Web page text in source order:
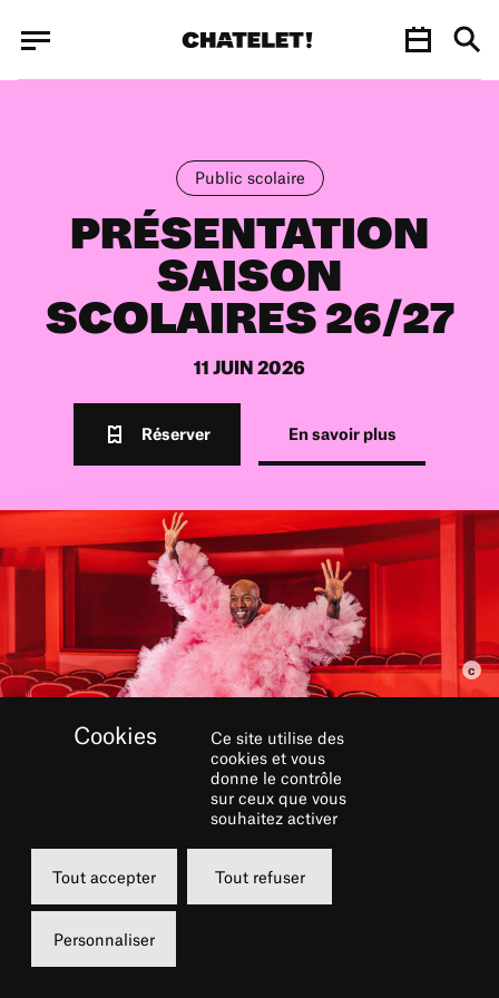
Public scolaire
PRÉSENTATION
SAISON
SCOLAIRES 26/27
11 JUIN 2026
Réserver En savoir plus
11 juin 2026
18h30
Théâtre du Châtelet
Ce site utilise des
cookies et vous
donne le contrôle
sur ceux que vous
souhaitez activer
Tout accepter Tout refuser
Personnaliser